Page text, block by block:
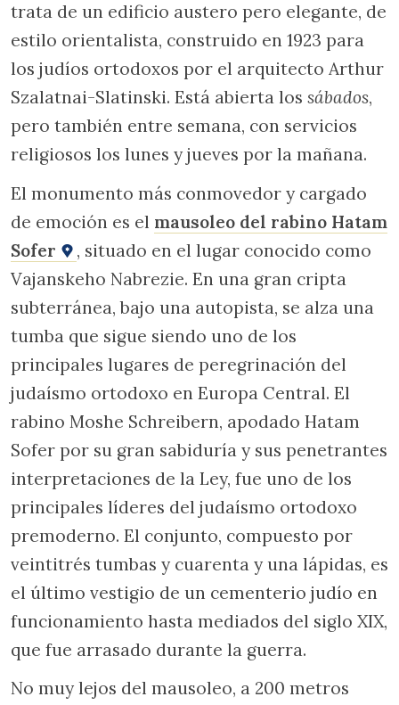
trata de un edificio austero pero elegante, de
estilo orientalista, construido en 1923 para
los judíos ortodoxos por el arquitecto Arthur
Szalatnai-Slatinski. Está abierta los sábados,
pero también entre semana, con servicios
religiosos los lunes y jueves por la mañana.
El monumento más conmovedor y cargado
de emoción es el mausoleo del rabino Hatam
Sofer
, situado en el lugar conocido como
Vajanskeho Nabrezie. En una gran cripta
subterránea, bajo una autopista, se alza una
tumba que sigue siendo uno de los
principales lugares de peregrinación del
judaísmo ortodoxo en Europa Central. El
rabino Moshe Schreibern, apodado Hatam
Sofer por su gran sabiduría y sus penetrantes
interpretaciones de la Ley, fue uno de los
principales líderes del judaísmo ortodoxo
premoderno. El conjunto, compuesto por
veintitrés tumbas y cuarenta y una lápidas, es
el último vestigio de un cementerio judío en
funcionamiento hasta mediados del siglo XIX,
que fue arrasado durante la guerra.
No muy lejos del mausoleo, a 200 metros